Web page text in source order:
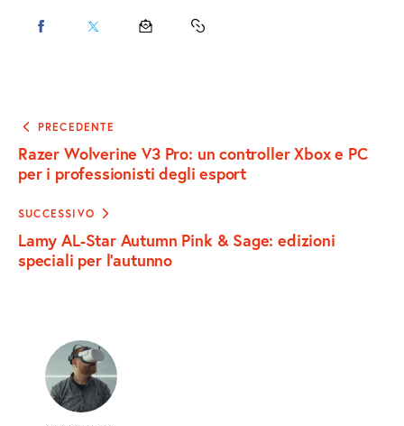
CONDIVIDICONDIVIDICONDIVIDICOPY
CLIPBOARD
Navigazione
articoli
PRECEDENTE
Razer Wolverine V3 Pro: un controller Xbox e PC
per i professionisti degli esport
SUCCESSIVO
Lamy AL-Star Autumn Pink & Sage: edizioni
speciali per l’autunno